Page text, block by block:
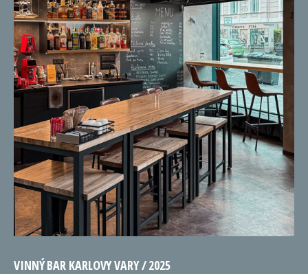
VINNÝ BAR KARLOVY VARY / 2025